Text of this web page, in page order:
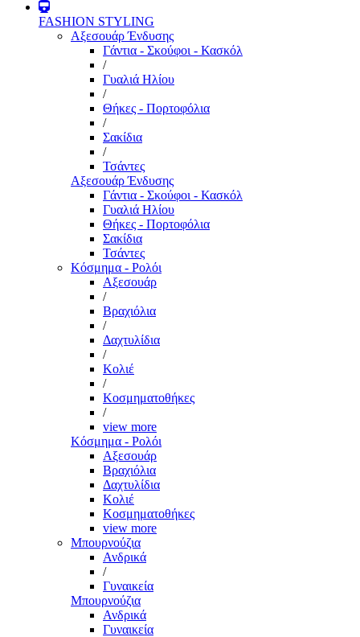
FASHION STYLING
Αξεσουάρ Ένδυσης
Γάντια - Σκούφοι - Κασκόλ
/
Γυαλιά Ηλίου
/
Θήκες - Πορτοφόλια
/
Σακίδια
/
Τσάντες
Αξεσουάρ Ένδυσης
Γάντια - Σκούφοι - Κασκόλ
Γυαλιά Ηλίου
Θήκες - Πορτοφόλια
Σακίδια
Τσάντες
Κόσμημα - Ρολόι
Αξεσουάρ
/
Βραχιόλια
/
Δαχτυλίδια
/
Κολιέ
/
Κοσμηματοθήκες
/
view more
Κόσμημα - Ρολόι
Αξεσουάρ
Βραχιόλια
Δαχτυλίδια
Κολιέ
Κοσμηματοθήκες
view more
Μπουρνούζια
Ανδρικά
/
Γυναικεία
Μπουρνούζια
Ανδρικά
Γυναικεία